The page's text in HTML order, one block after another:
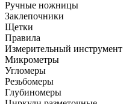
Ручные ножницы
Заклепочники
Щетки
Правила
Измерительный инструмент
Микрометры
Угломеры
Резьбомеры
Глубиномеры